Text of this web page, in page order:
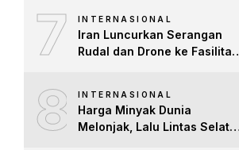
7 INTERNASIONAL
Iran Luncurkan Serangan
Rudal dan Drone ke Fasilitas
8 INTERNASIONAL
Harga Minyak Dunia
Melonjak, Lalu Lintas Selat